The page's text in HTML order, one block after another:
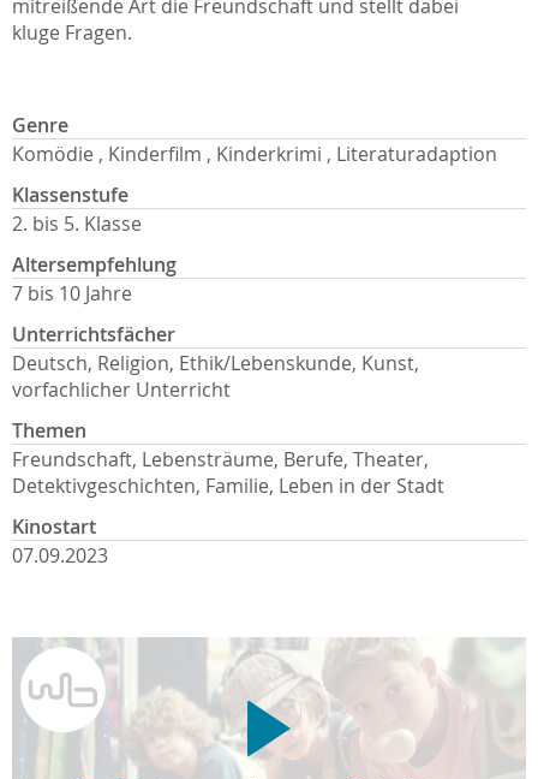
mitreißende Art die Freundschaft und stellt dabei
kluge Fragen.
Genre
Komödie , Kinderfilm , Kinderkrimi , Literaturadaption
Klassenstufe
2. bis 5. Klasse
Altersempfehlung
7 bis 10 Jahre
Unterrichtsfächer
Deutsch, Religion, Ethik/Lebenskunde, Kunst,
vorfachlicher Unterricht
Themen
Freundschaft, Lebensträume, Berufe, Theater,
Detektivgeschichten, Familie, Leben in der Stadt
Kinostart
07.09.2023